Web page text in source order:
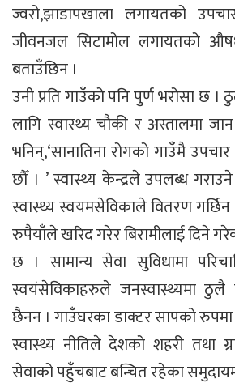
ज्वरो,झाडापखाला लगायतको
जीवनजल सिटामोल लगायतको
बताउँछिन ।
उनी प्रति गाउँको पनि पुर्ण भरोसा छ ।
लागि स्वास्थ्य चौकी र अस्तालमा
भनिन्,‘सानातिना रोगको गाउँमै
छौँ । ’ स्वास्थ्य केन्द्रले उपलब्ध
स्वास्थ्य स्वयमसेविकाले वितरण
रुपैयाँले खरिद गरेर बिरामीलाई दिने
छ । सामान्य सेवा सुविधामा
स्वयंसेविकाहरुले जनस्वास्थ्यमा ठुलै
छैनन । गाउँघरका डाक्टर सापको रुपमा
स्वास्थ्य नीतिले देशको शहरी तथा
सेवाको पहुँचबाट बन्चित रहेका